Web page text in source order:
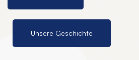
Unsere Geschichte